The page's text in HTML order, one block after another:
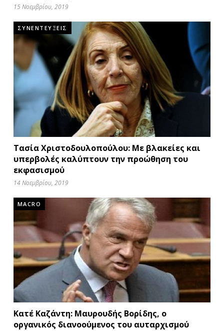
15 Νοεμβρίου, 2019
ΣΥΝΕΝΤΕΥΞΕΙΣ
Τασία Χριστοδουλοπούλου: Με βλακείες και
υπερβολές καλύπτουν την προώθηση του
εκφασισμού
14 Νοεμβρίου, 2019
MACRO
Κατέ Καζάντη: Μαυρουδής Βορίδης, ο
οργανικός διανοούμενος του αυταρχισμού